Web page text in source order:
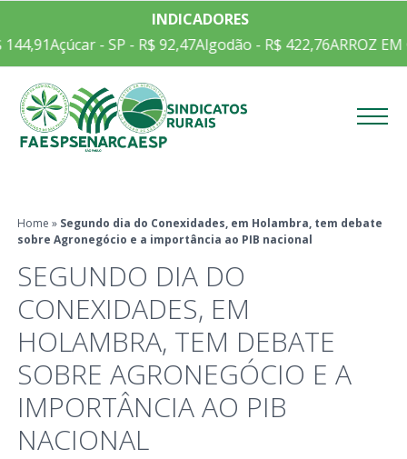
INDICADORES
Açúcar - SP - R$ 92,47Algodão - R$ 422,76 ARROZ EM
Home » Segundo dia do Conexidades, em Holambra, tem debate
sobre Agronegócio e a importância ao PIB nacional
SEGUNDO DIA DO
CONEXIDADES, EM
HOLAMBRA, TEM DEBATE
SOBRE AGRONEGÓCIO E A
IMPORTÂNCIA AO PIB
NACIONAL